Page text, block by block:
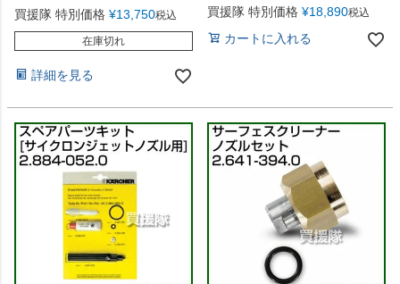
買援隊 特別価格 ¥13,750税込
在庫切れ
詳細を見る
買援隊 特別価格 ¥18,890税込
カートに入れる